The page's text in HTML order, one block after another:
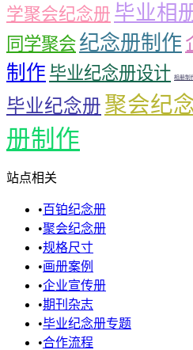
学聚会纪念册 毕业相
同学聚会 纪念册制作
制作 毕业纪念册设计 相册制
毕业纪念册 聚会纪
册制作
站点相关
•百铂纪念册
•聚会纪念册
•规格尺寸
•画册案例
•企业宣传册
•期刊杂志
•毕业纪念册专题
•合作流程